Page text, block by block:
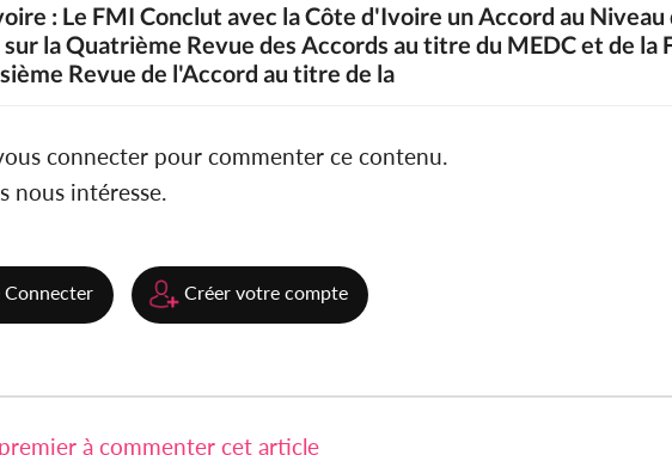
: Le FMI Conclut avec la Côte d'Ivoire un Accord au Niveau
la Quatrième Revue des Accords au titre du MEDC et de la
Revue de l'Accord au titre de la
connecter pour commenter ce contenu.
nous intéresse.
Connecter Créer votre compte
à commenter cet article